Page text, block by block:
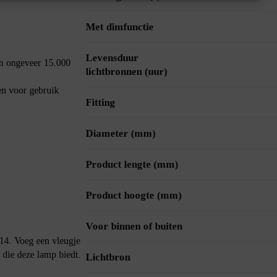
ongeveer 15.000
voor gebruik
Voeg een vleugje
deze lamp biedt.
Met dimfunctie
Levensduur
lichtbronnen (uur)
Fitting
Diameter (mm)
Product lengte (mm)
Product hoogte (mm)
Voor binnen of buiten
Lichtbron